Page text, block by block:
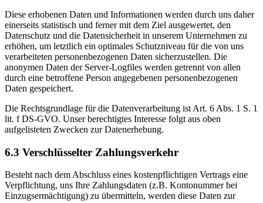
Diese erhobenen Daten und Informationen werden durch uns daher
einerseits statistisch und ferner mit dem Ziel ausgewertet, den
Datenschutz und die Datensicherheit in unserem Unternehmen zu
erhöhen, um letztlich ein optimales Schutzniveau für die von uns
verarbeiteten personenbezogenen Daten sicherzustellen. Die
anonymen Daten der Server-Logfiles werden getrennt von allen
durch eine betroffene Person angegebenen personenbezogenen
Daten gespeichert.
Die Rechtsgrundlage für die Datenverarbeitung ist Art. 6 Abs. 1 S. 1
lit. f DS-GVO. Unser berechtigtes Interesse folgt aus oben
aufgelisteten Zwecken zur Datenerhebung.
6.3 Verschlüsselter Zahlungsverkehr
Besteht nach dem Abschluss eines kostenpflichtigen Vertrags eine
Verpflichtung, uns Ihre Zahlungsdaten (z.B. Kontonummer bei
Einzugsermächtigung) zu übermitteln, werden diese Daten zur